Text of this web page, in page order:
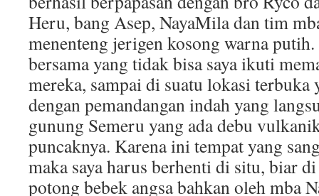
Heru, bang Asep, NayaMila dan tim
menenteng jerigen kosong warna
bersama yang tidak bisa saya ikuti
mereka, sampai di suatu lokasi terbuka
dengan pemandangan indah yang
gunung Semeru yang ada debu
puncaknya. Karena ini tempat yang
maka saya harus berhenti di situ, biar
potong bebek angsa bahkan oleh mba